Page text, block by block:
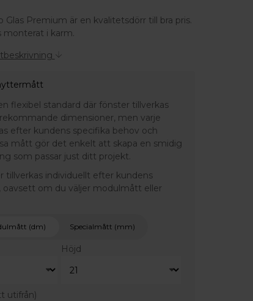
Glas Premium är en kvalitetsdörr till bra pris.
monterat i karm.
flexibel standard där fönster tillverkas
dimensioner, men varje
efter kundens specifika behov och
mått gör det enkelt att skapa en smidig
som passar just ditt projekt.
tillverkas individuellt efter kundens
oavsett om du väljer modulmått eller
(dm) Specialmått (mm)
Höjd
utifrån)